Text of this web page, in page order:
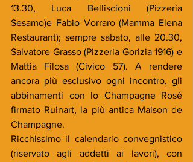
13.30, Luca Belliscioni (Pizzeria
Sesamo)e Fabio Vorraro (Mamma Elena
Restaurant); sempre sabato, alle 20.30,
Salvatore Grasso (Pizzeria Gorizia 1916) e
Mattia Filosa (Civico 57). A rendere
ancora più esclusivo ogni incontro, gli
abbinamenti con lo Champagne Rosé
firmato Ruinart, la più antica Maison de
Champagne.
Ricchissimo il calendario convegnistico
(riservato agli addetti ai lavori), con